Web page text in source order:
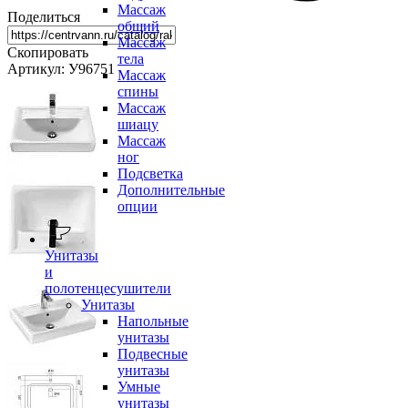
Массаж
общий
Массаж
тела
Массаж
спины
Массаж
шиацу
Массаж
ног
Подсветка
Дополнительные
опции
Унитазы
и
полотенцесушители
Унитазы
Напольные
унитазы
Подвесные
унитазы
Умные
унитазы
Поделиться
Скопировать
Артикул: У96751